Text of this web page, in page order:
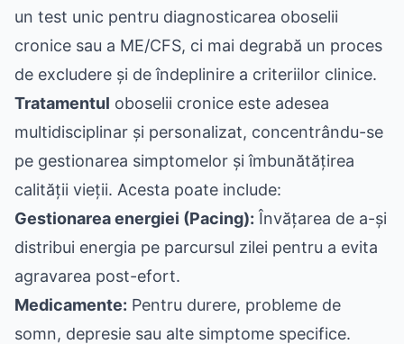
un test unic pentru diagnosticarea oboselii
cronice sau a ME/CFS, ci mai degrabă un proces
de excludere și de îndeplinire a criteriilor clinice.
Tratamentul oboselii cronice este adesea
multidisciplinar și personalizat, concentrându-se
pe gestionarea simptomelor și îmbunătățirea
calității vieții. Acesta poate include:
Gestionarea energiei (Pacing): Învățarea de a-și
distribui energia pe parcursul zilei pentru a evita
agravarea post-efort.
Medicamente: Pentru durere, probleme de
somn, depresie sau alte simptome specifice.